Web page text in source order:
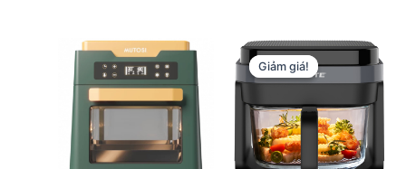
9.955.000 ₫.là:
5.290.000 ₫. Giảm giá!
Giảm giá!